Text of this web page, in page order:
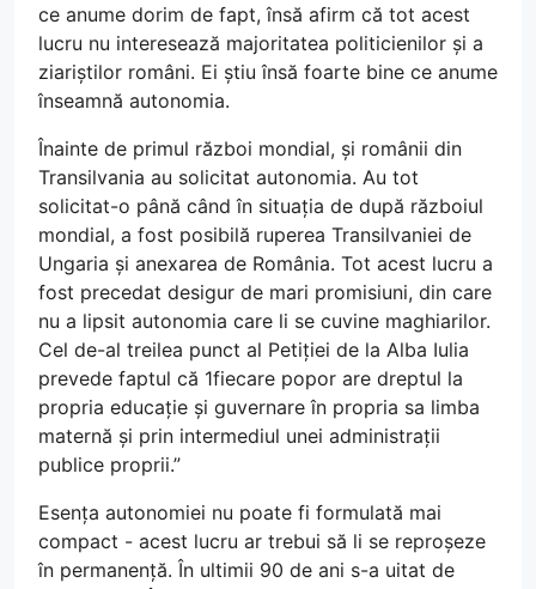
ce anume dorim de fapt, însă afirm că tot acest
lucru nu interesează majoritatea politicienilor și a
ziariștilor români. Ei știu însă foarte bine ce anume
înseamnă autonomia.
Înainte de primul război mondial, și românii din
Transilvania au solicitat autonomia. Au tot
solicitat-o până când în situația de după războiul
mondial, a fost posibilă ruperea Transilvaniei de
Ungaria și anexarea de România. Tot acest lucru a
fost precedat desigur de mari promisiuni, din care
nu a lipsit autonomia care li se cuvine maghiarilor.
Cel de-al treilea punct al Petiției de la Alba Iulia
prevede faptul că 1fiecare popor are dreptul la
propria educație și guvernare în propria sa limba
maternă și prin intermediul unei administrații
publice proprii.”
Esența autonomiei nu poate fi formulată mai
compact - acest lucru ar trebui să li se reproșeze
în permanență. În ultimii 90 de ani s-a uitat de